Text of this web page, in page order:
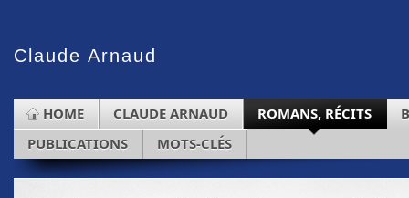
Claude Arnaud
HOME CLAUDE ARNAUD ROMANS, RÉCITS
PUBLICATIONS
MOTS-CLÉS